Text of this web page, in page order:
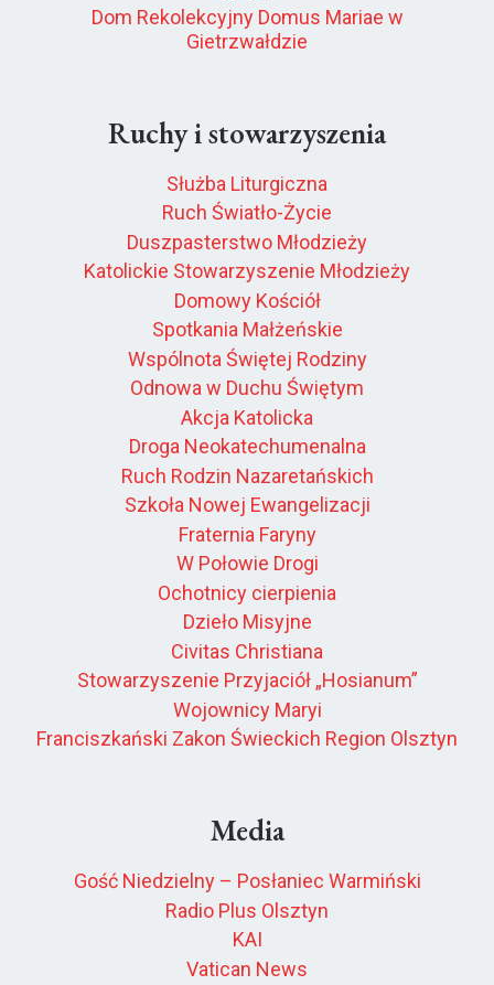
Dom Rekolekcyjny Domus Mariae w
Gietrzwałdzie
Ruchy i stowarzyszenia
Służba Liturgiczna
Ruch Światło-Życie
Duszpasterstwo Młodzieży
Katolickie Stowarzyszenie Młodzieży
Domowy Kościół
Spotkania Małżeńskie
Wspólnota Świętej Rodziny
Odnowa w Duchu Świętym
Akcja Katolicka
Droga Neokatechumenalna
Ruch Rodzin Nazaretańskich
Szkoła Nowej Ewangelizacji
Fraternia Faryny
W Połowie Drogi
Ochotnicy cierpienia
Dzieło Misyjne
Civitas Christiana
Stowarzyszenie Przyjaciół „Hosianum”
Wojownicy Maryi
Franciszkański Zakon Świeckich Region Olsztyn
Media
Gość Niedzielny – Posłaniec Warmiński
Radio Plus Olsztyn
KAI
Vatican News